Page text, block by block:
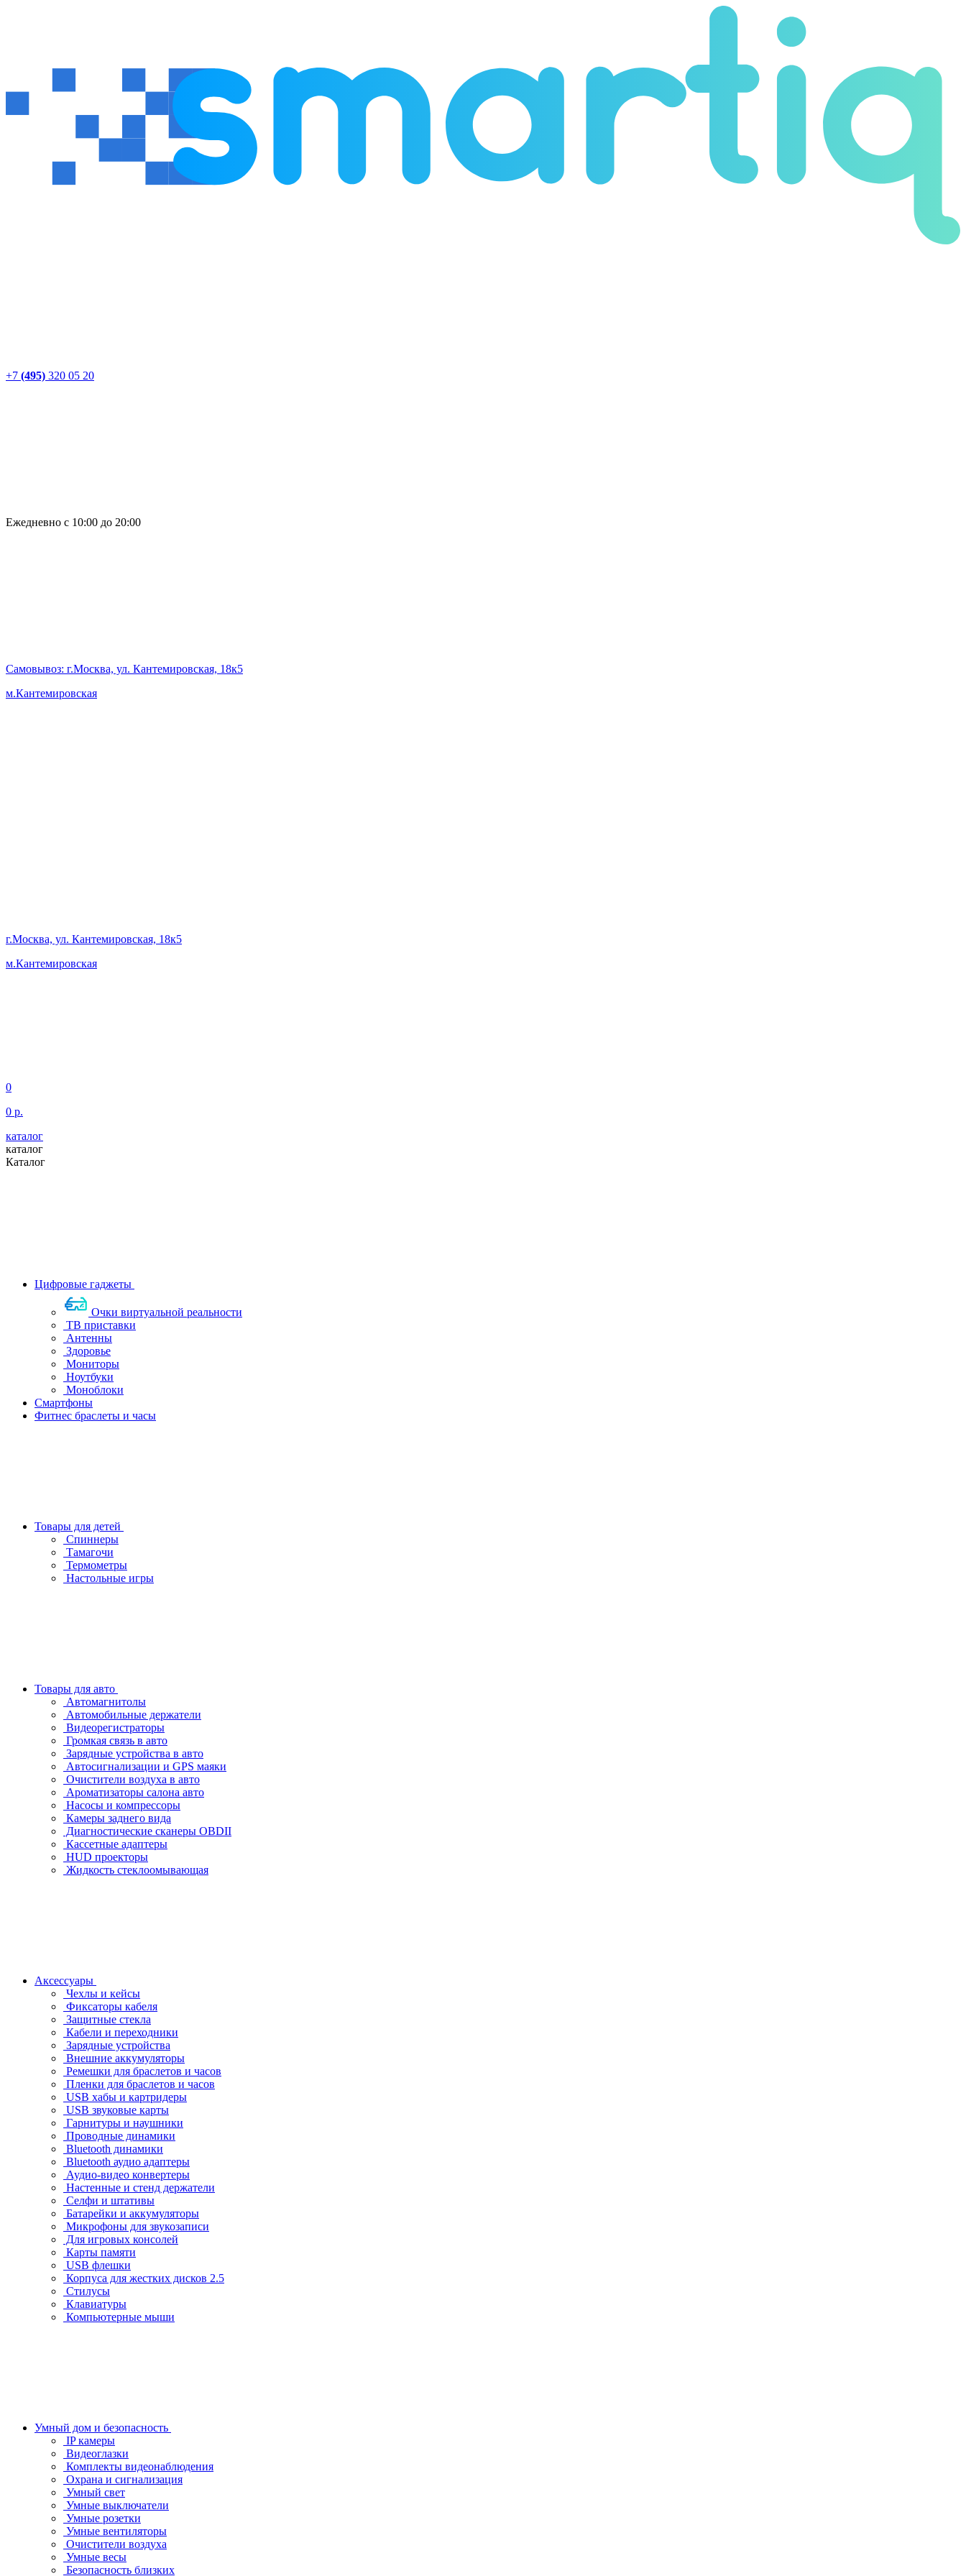
+7 (495) 320 05 20
Ежедневно с 10:00 до 20:00
Самовывоз: г.Москва, ул. Кантемировская, 18к5
м.Кантемировская
г.Москва, ул. Кантемировская, 18к5
м.Кантемировская
0
0 р.
каталог
каталог
Каталог
Цифровые гаджеты
Очки виртуальной реальности
ТВ приставки
Антенны
Здоровье
Мониторы
Ноутбуки
Моноблоки
Смартфоны
Фитнес браслеты и часы
Товары для детей
Спиннеры
Тамагочи
Термометры
Настольные игры
Товары для авто
Автомагнитолы
Автомобильные держатели
Видеорегистраторы
Громкая связь в авто
Зарядные устройства в авто
Автосигнализации и GPS маяки
Очистители воздуха в авто
Ароматизаторы салона авто
Насосы и компрессоры
Камеры заднего вида
Диагностические сканеры OBDII
Кассетные адаптеры
HUD проекторы
Жидкость стеклоомывающая
Аксессуары
Чехлы и кейсы
Фиксаторы кабеля
Защитные стекла
Кабели и переходники
Зарядные устройства
Внешние аккумуляторы
Ремешки для браслетов и часов
Пленки для браслетов и часов
USB хабы и картридеры
USB звуковые карты
Гарнитуры и наушники
Проводные динамики
Bluetooth динамики
Bluetooth аудио адаптеры
Аудио-видео конвертеры
Настенные и стенд держатели
Селфи и штативы
Батарейки и аккумуляторы
Микрофоны для звукозаписи
Для игровых консолей
Карты памяти
USB флешки
Корпуса для жестких дисков 2.5
Стилусы
Клавиатуры
Компьютерные мыши
Умный дом и безопасность
IP камеры
Видеоглазки
Комплекты видеонаблюдения
Охрана и сигнализация
Умный свет
Умные выключатели
Умные розетки
Умные вентиляторы
Очистители воздуха
Умные весы
Безопасность близких